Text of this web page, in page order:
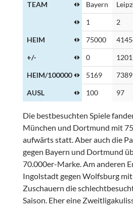
TEAM
HEIM
+/-
HEIM/100000
AUSL
Bayern
1
75000
0
5169
100
2
7389
97
Die bestbesuchten Spiele
München und Dortmund mit
aufwärts statt. Aber auch die
gegen Bayern und Dortmund
70.000er-Marke. Am anderen
Ingolstadt gegen Wolfsburg
Zuschauern die
Saison. Eher eine